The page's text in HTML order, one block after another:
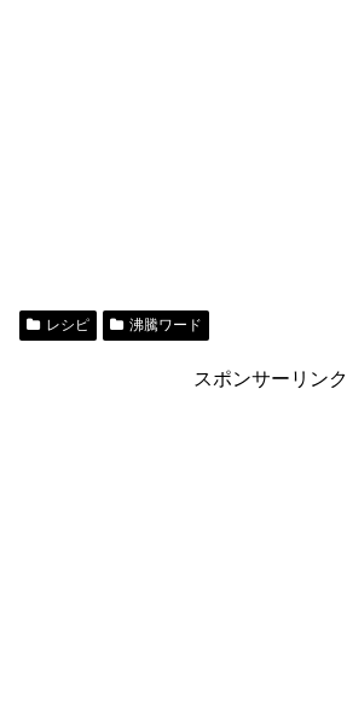
レシピ 沸騰ワード
スポンサーリンク